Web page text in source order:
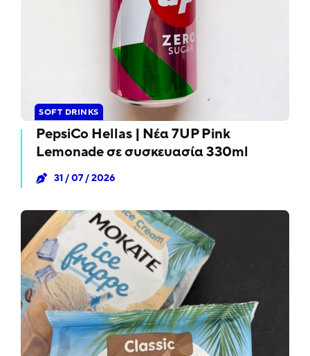
SOFT DRINKS
PepsiCo Hellas | Νέα 7UP Pink
Lemonade σε συσκευασία 330ml
31 / 07 / 2026